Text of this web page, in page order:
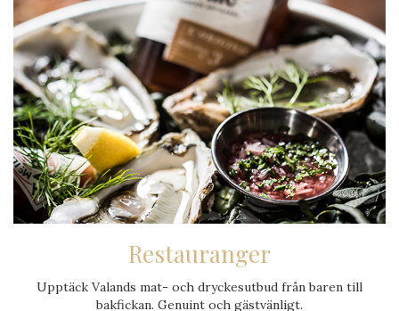
Restauranger
Upptäck Valands mat- och dryckes­utbud från baren till
bakfickan. Genuint och gästvänligt.